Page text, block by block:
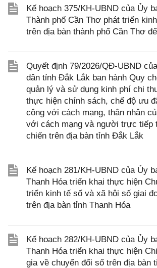
Kế hoạch 375/KH-UBND của Ủy
Thành phố Cần Thơ phát triển
trên địa bàn thành phố Cần Thơ
Quyết định 79/2026/QĐ-UBND
dân tỉnh Đắk Lắk ban hành Quy
quản lý và sử dụng kinh phí chi
thực hiện chính sách, chế độ ưu
công với cách mạng, thân nhân
với cách mạng và người trực tiếp
chiến trên địa bàn tỉnh Đắk Lắk
Kế hoạch 281/KH-UBND của Ủy
Thanh Hóa triển khai thực hiện
triển kinh tế số và xã hội số giai
trên địa bàn tỉnh Thanh Hóa
Kế hoạch 282/KH-UBND của Ủy
Thanh Hóa triển khai thực hiện
gia về chuyển đổi số trên địa bàn